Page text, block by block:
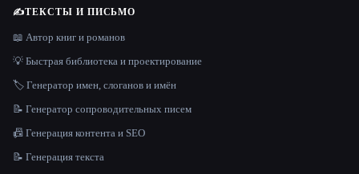
✍️ТЕКСТЫ И ПИСЬМО
📖 Автор книг и романов
💡 Быстрая библиотека и проектирование
🏷️ Генератор имен, слоганов и имён
📝 Генератор сопроводительных писем
📠 Генерация контента и SEO
📝 Генерация текста